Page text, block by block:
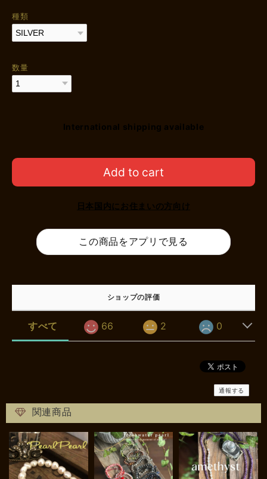
種類
数量
International shipping available
Add to cart
日本国内にお住まいの方向け
この商品をアプリで見る
ショップの評価
すべて 66 2 0
通報する
関連商品